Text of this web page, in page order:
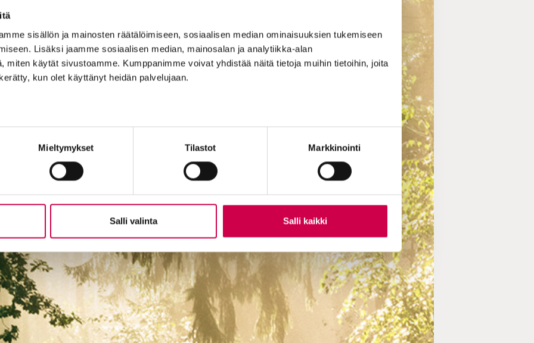
sisällön ja mainosten räätälöimiseen, sosiaalisen median ominaisuuksien tukemiseen
Lisäksi jaamme sosiaalisen median, mainosalan ja analytiikka-alan
miten käytät sivustoamme. Kumppanimme voivat yhdistää näitä tietoja muihin tietoihin, joita
kun olet käyttänyt heidän palvelujaan.
Mieltymykset Tilastot Markkinointi
Salli valinta Salli kaikki